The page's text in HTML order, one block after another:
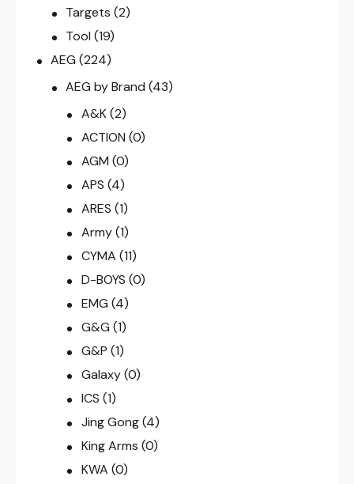
Targets (2)
Tool (19)
AEG (224)
AEG by Brand (43)
A&K (2)
ACTION (0)
AGM (0)
APS (4)
ARES (1)
Army (1)
CYMA (11)
D-BOYS (0)
EMG (4)
G&G (1)
G&P (1)
Galaxy (0)
ICS (1)
Jing Gong (4)
King Arms (0)
KWA (0)